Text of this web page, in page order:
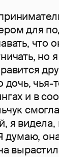
для
что
но
дочь,
и в
я видела,
думаю,